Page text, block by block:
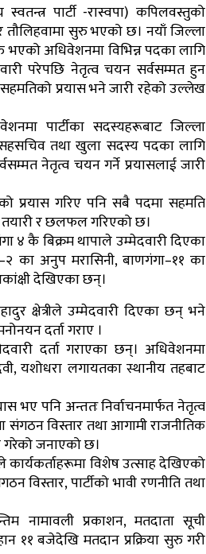
स्वतन्त्र पार्टी -रास्वपा) कपिलवस्तुको
तौलिहवामा सुरु भएको छ। नयाँ जिल्ला
भएको अधिवेशनमा विभिन्न पदका लागि
परेपछि नेतृत्व चयन सर्वसम्मत हुन
प्रयास भने जारी रहेको उल्लेख
पार्टीका सदस्यहरूबाट जिल्ला
तथा खुला सदस्य पदका लागि
नेतृत्व चयन गर्ने प्रयासलाई जारी
प्रयास गरिए पनि सबै पदमा सहमति
तयारी र छलफल गरिएको छ।
४ कै बिक्रम थापाले उम्मेदवारी दिएका
का अनुप मरासिनी, बाणगंगा–११ का
देखिएका छन्।
क्षेत्रीले उम्मेदवारी दिएका छन् भने
दर्ता गराए ।
दर्ता गराएका छन्। अधिवेशनमा
यशोधरा लगायतका स्थानीय तहबाट
पनि अन्ततः निर्वाचनमार्फत नेतृत्व
संगठन विस्तार तथा आगामी राजनीतिक
गरेको जनाएको छ।
विशेष उत्साह देखिएको
पार्टीको भावी रणनीति तथा
नामावली प्रकाशन, मतदाता सूची
११ बजेदेखि मतदान प्रक्रिया सुरु गरी